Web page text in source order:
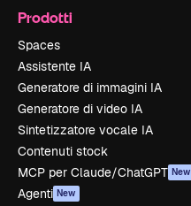
Prodotti
Spaces
Assistente IA
Generatore di immagini IA
Generatore di video IA
Sintetizzatore vocale IA
Contenuti stock
MCP per Claude/ChatGPT New
Agenti New